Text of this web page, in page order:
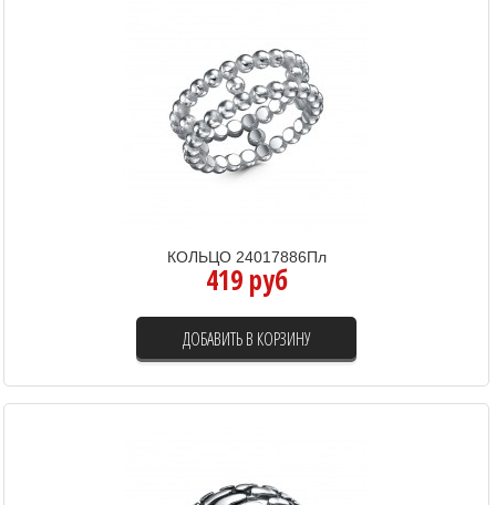
КОЛЬЦО 24017886Пл
419 руб
ДОБАВИТЬ В КОРЗИНУ